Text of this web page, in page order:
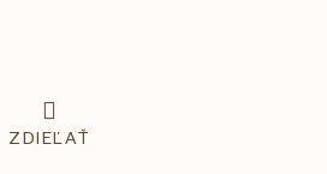
ZDIEĽAŤ